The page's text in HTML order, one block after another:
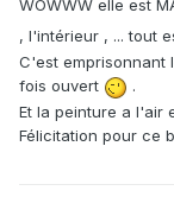
WOWWW elle est
, l'intérieur , ... tout
C'est emprisonnant
fois ouvert
.
Et la peinture a l'air
Félicitation pour ce